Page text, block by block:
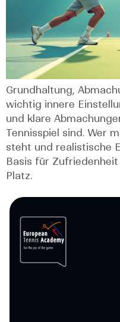
Grundhaltung,
wichtig innere
und klare
Tennisspiel sind. Wer
steht und realistische
Basis für
Platz.